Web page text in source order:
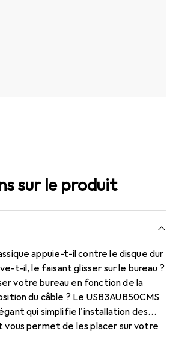
sur le produit
appuie-t-il contre le disque dur
t-il, le faisant glisser sur le bureau ?
votre bureau en fonction de la
du câble ? Le USB3AUB50CMS
qui simplifie l'installation des
vous permet de les placer sur votre